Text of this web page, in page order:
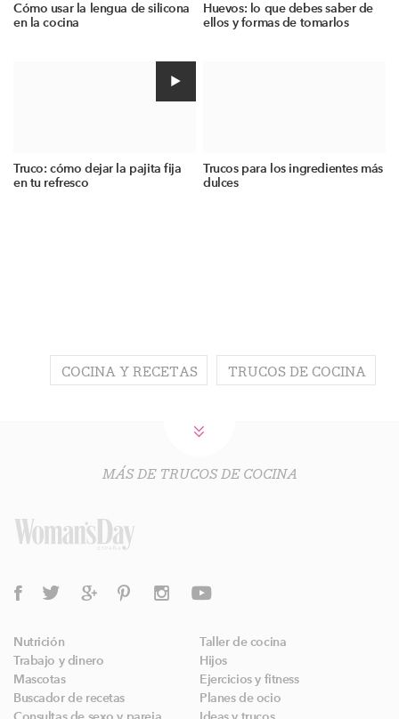
Cómo usar la lengua de silicona
en la cocina
Huevos: lo que debes saber de
ellos y formas de tomarlos
Truco: cómo dejar la pajita fija
en tu refresco
Trucos para los ingredientes más
dulces
COCINA Y RECETAS TRUCOS DE COCINA
MÁS DE TRUCOS DE COCINA
Nutrición
Taller de cocina
Trabajo y dinero
Hijos
Mascotas
Ejercicios y fitness
Buscador de recetas
Planes de ocio